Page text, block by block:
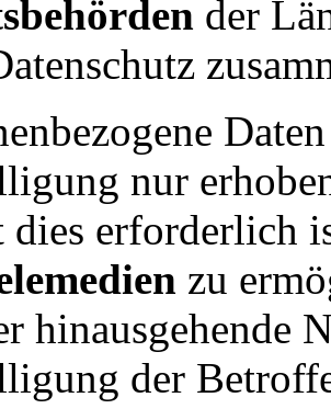
der
nur
dies erforderlich
zu
hinausgehende
der